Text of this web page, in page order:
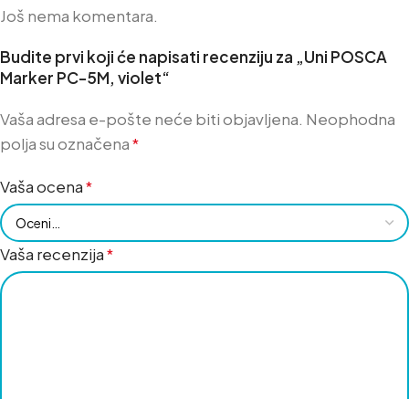
Još nema komentara.
Budite prvi koji će napisati recenziju za „Uni POSCA
Marker PC-5M, violet“
Vaša adresa e-pošte neće biti objavljena. Neophodna
polja su označena*
Vaša ocena*
Vaša recenzija*